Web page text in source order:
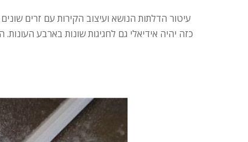
עיטור הדלתות הנושא ועיצוב הקירות עם זרים
כזה יהיה אידיאלי גם לחגיגות שונות בארבע